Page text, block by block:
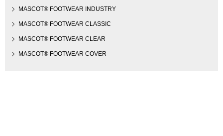
MASCOT® FOOTWEAR INDUSTRY
MASCOT® FOOTWEAR CLASSIC
MASCOT® FOOTWEAR CLEAR
MASCOT® FOOTWEAR COVER